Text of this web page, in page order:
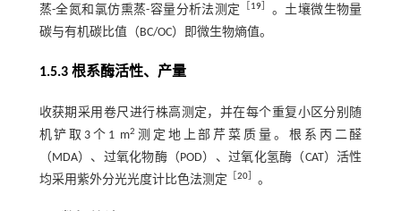
蒸-全氮和氯仿熏蒸-容量分析法测定
19
。土壤微生物量
碳与有机碳比值（BC/OC）即微生物熵值。
1.5.3 根系酶活性、产量
收获期采用卷尺进行株高测定，并在每个重复小区分别随
机铲取3个1 m2 测定地上部芹菜质量。根系丙二醛
（MDA）、过氧化物酶（POD）、过氧化氢酶（CAT）活性
均采用紫外分光光度计比色法测定
20］ 。